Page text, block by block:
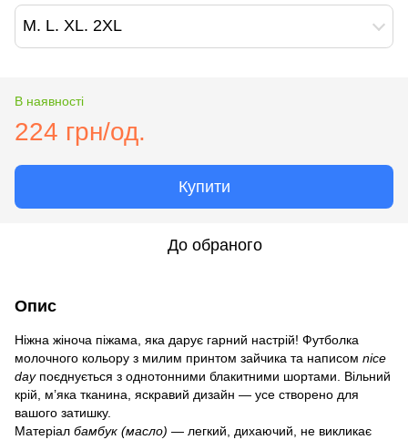
M. L. XL. 2XL
В наявності
224 грн/од.
Купити
До обраного
Опис
Ніжна жіноча піжама, яка дарує гарний настрій! Футболка
молочного кольору з милим принтом зайчика та написом nice
dayпоєднується з однотонними блакитними шортами. Вільний
крій, м’яка тканина, яскравий дизайн — усе створено для
вашого затишку.
Матеріал бамбук (масло) — легкий, дихаючий, не викликає